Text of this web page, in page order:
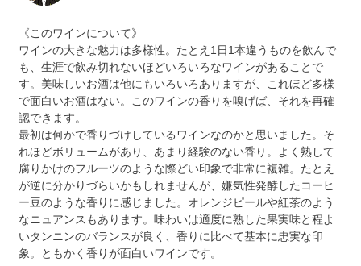
《このワインについて》
ワインの大きな魅力は多様性。たとえ1日1本違うものを飲んで
も、生涯で飲み切れないほどいろいろなワインがあることで
す。美味しいお酒は他にもいろいろありますが、これほど多様
で面白いお酒はない。このワインの香りを嗅げば、それを再確
認できます。
最初は何かで香りづけしているワインなのかと思いました。そ
れほどボリュームがあり、あまり経験のない香り。よく熟して
腐りかけのフルーツのような際どい印象で非常に複雑。たとえ
が逆に分かりづらいかもしれませんが、嫌気性発酵したコーヒ
ー豆のような香りに感じました。オレンジピールや紅茶のよう
なニュアンスもあります。味わいは適度に熟した果実味と程よ
いタンニンのバランスが良く、香りに比べて基本に忠実な印
象。ともかく香りが面白いワインです。